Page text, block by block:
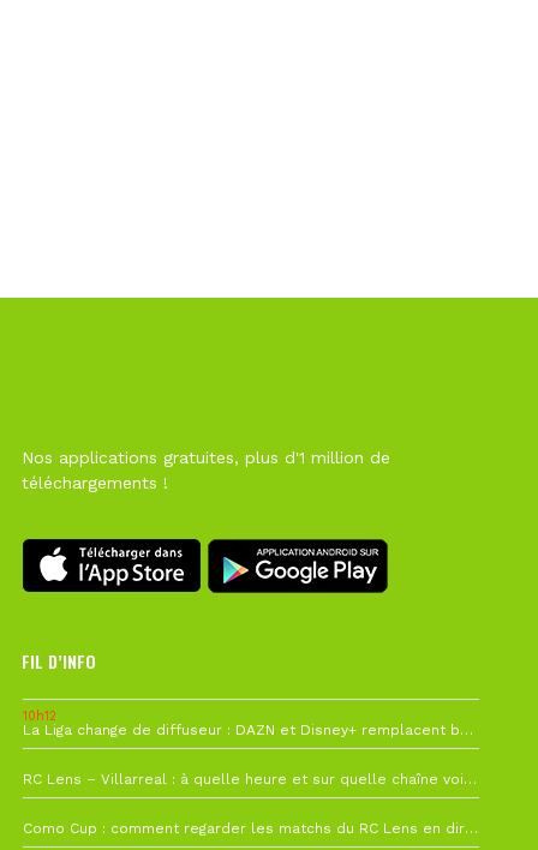
Nos applications gratuites, plus d'1 million de
téléchargements !
FIL D’INFO
10h12
La Liga change de diffuseur : DAZN et Disney+ remplacent beIN Sports !
RC Lens – Villarreal : à quelle heure et sur quelle chaîne voir la finale de la Como Cup ?
Como Cup : comment regarder les matchs du RC Lens en direct ?